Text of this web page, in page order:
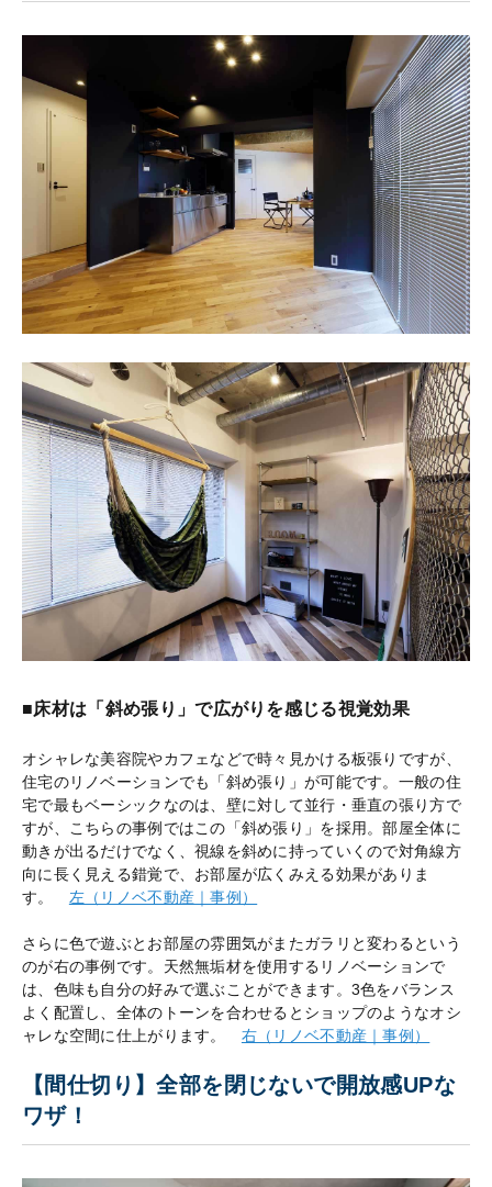
■床材は「斜め張り」で広がりを感じる視覚効果
オシャレな美容院やカフェなどで時々見かける板張りですが、
住宅のリノベーションでも「斜め張り」が可能です。一般の住
宅で最もベーシックなのは、壁に対して並行・垂直の張り方で
すが、こちらの事例ではこの「斜め張り」を採用。部屋全体に
動きが出るだけでなく、視線を斜めに持っていくので対角線方
向に長く見える錯覚で、お部屋が広くみえる効果がありま
す。 左（リノベ不動産｜事例）
さらに色で遊ぶとお部屋の雰囲気がまたガラリと変わるという
のが右の事例です。天然無垢材を使用するリノベーションで
は、色味も自分の好みで選ぶことができます。3色をバランス
よく配置し、全体のトーンを合わせるとショップのようなオシ
ャレな空間に仕上がります。 右（リノベ不動産｜事例）
【間仕切り】全部を閉じないで開放感UPな
ワザ！